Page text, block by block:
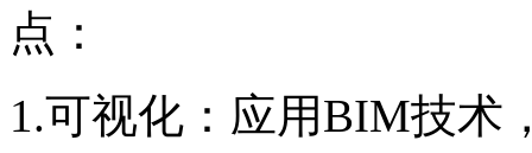
点：
1.可视化：应用BIM技术